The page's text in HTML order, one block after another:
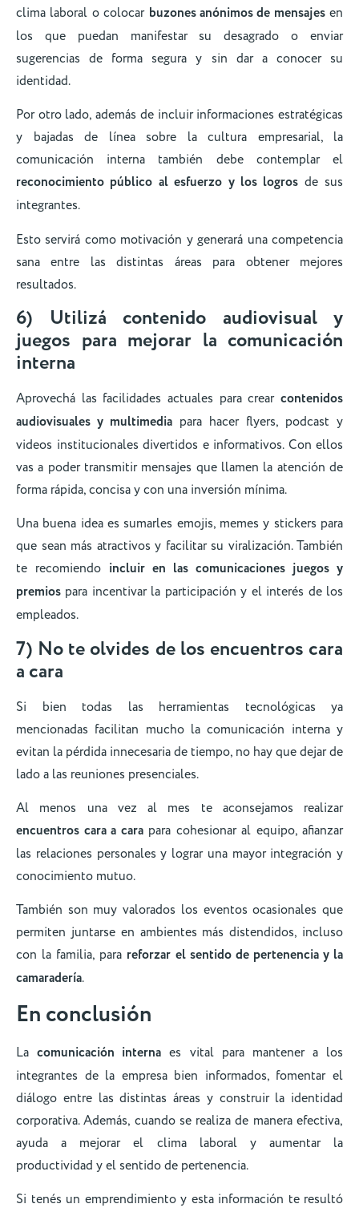
clima laboral o colocar buzones anónimos de mensajesen
los que puedan manifestar su desagrado o enviar
sugerencias de forma segura y sin dar a conocer su
identidad.
Por otro lado, además de incluir informaciones estratégicas
y bajadas de línea sobre la cultura empresarial, la
comunicación interna también debe contemplar el
reconocimiento público al esfuerzo y los logros de sus
integrantes.
Esto servirá como motivación y generará una competencia
sana entre las distintas áreas para obtener mejores
resultados.
6) Utilizá contenido audiovisual y
juegos para mejorar la comunicación
interna
Aprovechá las facilidades actuales para crear contenidos
audiovisuales y multimedia para hacer flyers, podcast y
videos institucionales divertidos e informativos. Con ellos
vas a poder transmitir mensajes que llamen la atención de
forma rápida, concisa y con una inversión mínima.
Una buena idea es sumarles emojis, memes y stickers para
que sean más atractivos y facilitar su viralización. También
te recomiendo incluir en las comunicaciones juegos y
premios para incentivar la participación y el interés de los
empleados.
7) No te olvides de los encuentros cara
a cara
Si bien todas las herramientas tecnológicas ya
mencionadas facilitan mucho la comunicación interna y
evitan la pérdida innecesaria de tiempo, no hay que dejar de
lado a las reuniones presenciales.
Al menos una vez al mes te aconsejamos realizar
encuentros cara a carapara cohesionar al equipo, afianzar
las relaciones personales y lograr una mayor integración y
conocimiento mutuo.
También son muy valorados los eventos ocasionales que
permiten juntarse en ambientes más distendidos, incluso
con la familia, para reforzar el sentido de pertenencia y la
camaradería.
En conclusión
Lacomunicación interna es vital para mantener a los
integrantes de la empresa bien informados, fomentar el
diálogo entre las distintas áreas y construir la identidad
corporativa. Además, cuando se realiza de manera efectiva,
ayuda a mejorar el clima laboral y aumentar la
productividad y el sentido de pertenencia.
Si tenés un emprendimiento y esta información te resultó